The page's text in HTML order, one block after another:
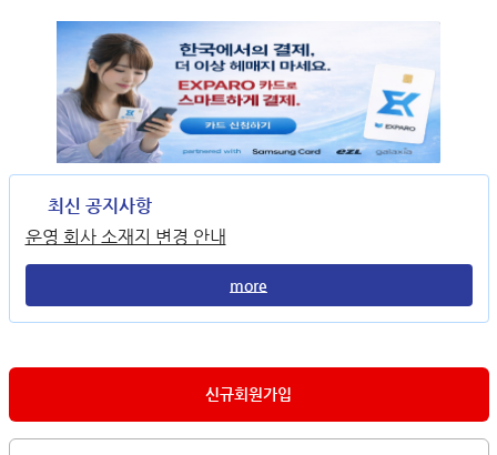
최신 공지사항
운영 회사 소재지 변경 안내
more
신규회원가입